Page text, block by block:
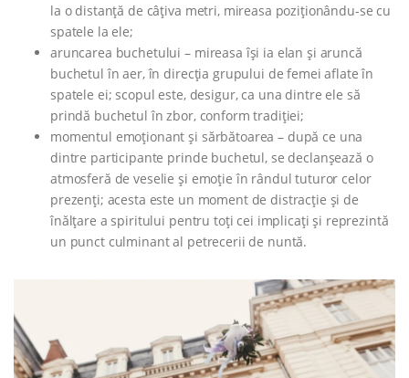
la o distanță de câțiva metri, mireasa poziționându-se cu
spatele la ele;
aruncarea buchetului – mireasa își ia elan și aruncă
buchetul în aer, în direcția grupului de femei aflate în
spatele ei; scopul este, desigur, ca una dintre ele să
prindă buchetul în zbor, conform tradiției;
momentul emoționant și sărbătoarea – după ce una
dintre participante prinde buchetul, se declanșează o
atmosferă de veselie și emoție în rândul tuturor celor
prezenți; acesta este un moment de distracție și de
înălțare a spiritului pentru toți cei implicați și reprezintă
un punct culminant al petrecerii de nuntă.